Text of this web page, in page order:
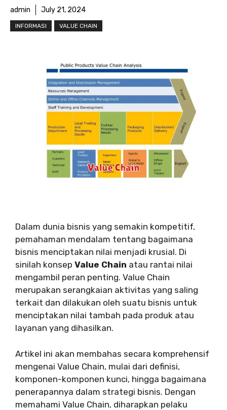
admin July 21, 2024
INFORMASI VALUE CHAIN
Dalam dunia bisnis yang semakin kompetitif,
pemahaman mendalam tentang bagaimana
bisnis menciptakan nilai menjadi krusial. Di
sinilah konsep Value Chain atau rantai nilai
mengambil peran penting. Value Chain
merupakan serangkaian aktivitas yang saling
terkait dan dilakukan oleh suatu bisnis untuk
menciptakan nilai tambah pada produk atau
layanan yang dihasilkan.
Artikel ini akan membahas secara komprehensif
mengenai Value Chain, mulai dari definisi,
komponen-komponen kunci, hingga bagaimana
penerapannya dalam strategi bisnis. Dengan
memahami Value Chain, diharapkan pelaku